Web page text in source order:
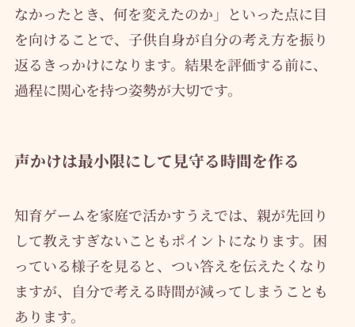
なかったとき、何を変えたのか」といった点に目
を向けることで、子供自身が自分の考え方を振り
返るきっかけになります。結果を評価する前に、
過程に関心を持つ姿勢が大切です。
声かけは最小限にして見守る時間を作る
知育ゲームを家庭で活かすうえでは、親が先回り
して教えすぎないこともポイントになります。困
っている様子を見ると、つい答えを伝えたくなり
ますが、自分で考える時間が減ってしまうことも
あります。